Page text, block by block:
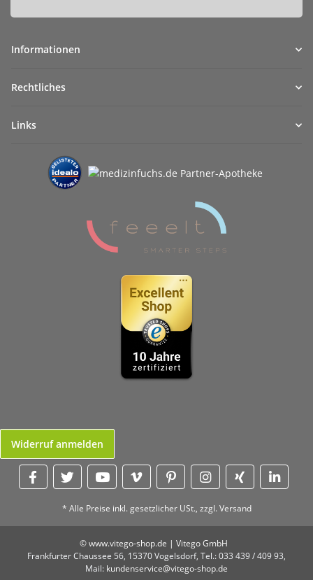
Informationen
Rechtliches
Links
Widerruf anmelden
* Alle Preise inkl. gesetzlicher USt., zzgl.Versand
© www.vitego-shop.de | Vitego GmbH
Frankfurter Chaussee 56, 15370 Vogelsdorf, Tel.: 033 439 / 409 93,
Mail: kundenservice@vitego-shop.de